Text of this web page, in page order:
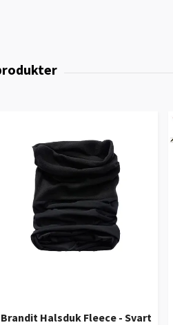
Brandit Halsduk Fleece - Svart